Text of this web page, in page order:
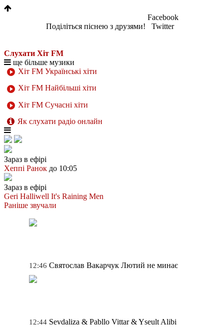
Поділіться піснею з друзями!
Facebook
Twitter
Слухати Хіт FM
ще більше музики
Хіт FM Українські хіти
Хіт FM Найбільші хіти
Хіт FM Сучасні хіти
Як слухати радіо онлайн
Зараз в ефірі
Хеппі Ранок до 10:05
Зараз в ефірі
Geri Halliwell It's Raining Men
Раніше звучали
12:46 Святослав Вакарчук Лютий не минає
12:44 Sevdaliza & Pabllo Vittar & Yseult Alibi